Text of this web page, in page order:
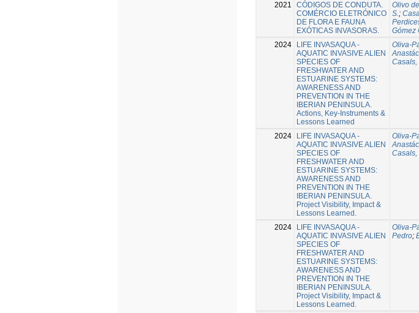
2021
CÓDIGOS DE CONDUTA.
COMÉRCIO ELETRÓNICO
DE FLORA E FAUNA
EXÓTICAS INVASORAS.
Olivo
S.;
Gómez
2024
LIFE INVASAQUA -
AQUATIC INVASIVE ALIEN
SPECIES OF
FRESHWATER AND
ESTUARINE SYSTEMS:
AWARENESS AND
PREVENTION IN THE
IBERIAN PENINSULA.
Actions, Key-Instruments &
Lessons Learned
Oliva-
Casals,
2024
LIFE INVASAQUA -
AQUATIC INVASIVE ALIEN
SPECIES OF
FRESHWATER AND
ESTUARINE SYSTEMS:
AWARENESS AND
PREVENTION IN THE
IBERIAN PENINSULA.
Project Visibility, Impact &
Lessons Learned.
Oliva-
Casals,
2024
LIFE INVASAQUA -
AQUATIC INVASIVE ALIEN
SPECIES OF
FRESHWATER AND
ESTUARINE SYSTEMS:
AWARENESS AND
PREVENTION IN THE
IBERIAN PENINSULA.
Project Visibility, Impact &
Lessons Learned.
Oliva-
Pedro;